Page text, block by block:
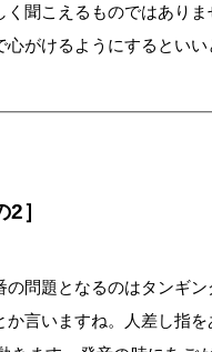
く聞こえるものではあり
がけるようにするといい
］
の問題となるのはタンギ
か言いますね。人差し指